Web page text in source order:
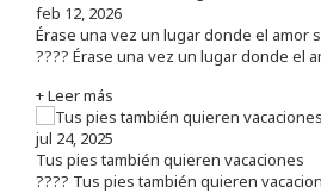
feb 12, 2026
Érase una vez un lugar donde el amor
???? Érase una vez un lugar donde el
+ Leer más
jul 24, 2025
Tus pies también quieren vacaciones
???? Tus pies también quieren